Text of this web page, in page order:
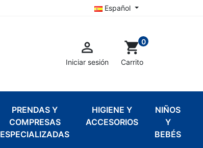
Español

Iniciar sesión
shopping_cart0
Carrito
PRENDAS Y
COMPRESAS
ESPECIALIZADAS
HIGIENE Y
ACCESORIOS
NIÑOS
Y
BEBÉS